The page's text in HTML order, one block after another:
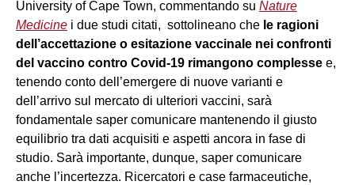
University of Cape Town, commentando su Nature
Medicine i due studi citati, sottolineano che le ragioni
dell’accettazione o esitazione vaccinale nei confronti
del vaccino contro Covid-19 rimangono complesse e,
tenendo conto dell’emergere di nuove varianti e
dell’arrivo sul mercato di ulteriori vaccini, sarà
fondamentale saper comunicare mantenendo il giusto
equilibrio tra dati acquisiti e aspetti ancora in fase di
studio. Sarà importante, dunque, saper comunicare
anche l’incertezza. Ricercatori e case farmaceutiche,